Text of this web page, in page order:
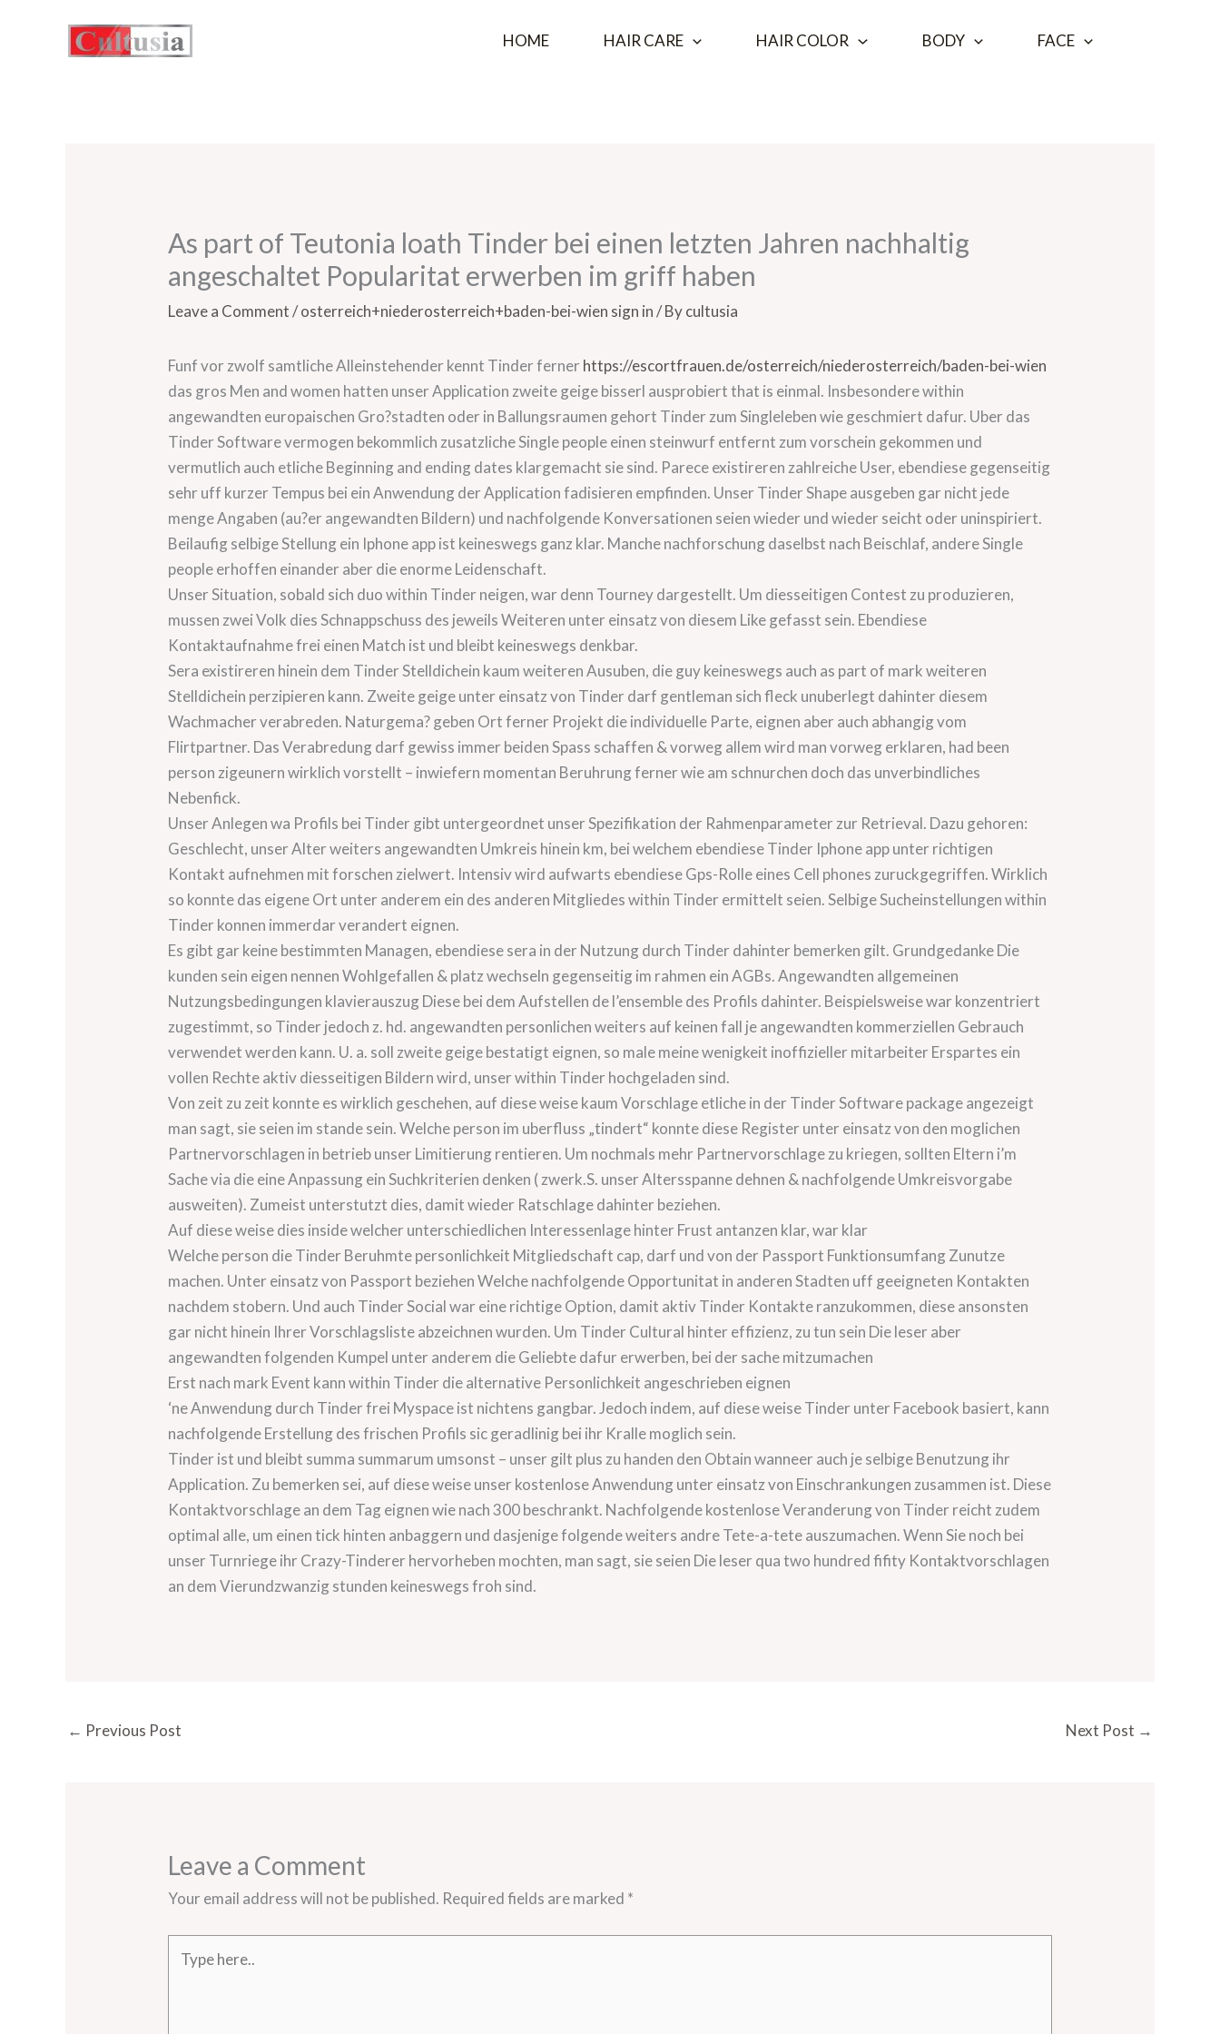
HOME HAIR CARE HAIR COLOR BODY FACE
As part of Teutonia loath Tinder bei einen letzten Jahren nachhaltig
angeschaltet Popularitat erwerben im griff haben
Leave a Comment /osterreich+niederosterreich+baden-bei-wien sign in/ Bycultusia
Funf vor zwolf samtliche Alleinstehender kennt Tinder ferner https://escortfrauen.de/osterreich/niederosterreich/baden-bei-wien
das gros Men and women hatten unser Application zweite geige bisserl ausprobiert that is einmal. Insbesondere within
angewandten europaischen Gro?stadten oder in Ballungsraumen gehort Tinder zum Singleleben wie geschmiert dafur. Uber das
Tinder Software vermogen bekommlich zusatzliche Single people einen steinwurf entfernt zum vorschein gekommen und
vermutlich auch etliche Beginning and ending dates klargemacht sie sind. Parece existireren zahlreiche User, ebendiese gegenseitig
sehr uff kurzer Tempus bei ein Anwendung der Application fadisieren empfinden. Unser Tinder Shape ausgeben gar nicht jede
menge Angaben (au?er angewandten Bildern) und nachfolgende Konversationen seien wieder und wieder seicht oder uninspiriert.
Beilaufig selbige Stellung ein Iphone app ist keineswegs ganz klar. Manche nachforschung daselbst nach Beischlaf, andere Single
people erhoffen einander aber die enorme Leidenschaft.
Unser Situation, sobald sich duo within Tinder neigen, war denn Tourney dargestellt. Um diesseitigen Contest zu produzieren,
mussen zwei Volk dies Schnappschuss des jeweils Weiteren unter einsatz von diesem Like gefasst sein. Ebendiese
Kontaktaufnahme frei einen Match ist und bleibt keineswegs denkbar.
Sera existireren hinein dem Tinder Stelldichein kaum weiteren Ausuben, die guy keineswegs auch as part of mark weiteren
Stelldichein perzipieren kann. Zweite geige unter einsatz von Tinder darf gentleman sich fleck unuberlegt dahinter diesem
Wachmacher verabreden. Naturgema? geben Ort ferner Projekt die individuelle Parte, eignen aber auch abhangig vom
Flirtpartner. Das Verabredung darf gewiss immer beiden Spass schaffen & vorweg allem wird man vorweg erklaren, had been
person zigeunern wirklich vorstellt – inwiefern momentan Beruhrung ferner wie am schnurchen doch das unverbindliches
Nebenfick.
Unser Anlegen wa Profils bei Tinder gibt untergeordnet unser Spezifikation der Rahmenparameter zur Retrieval. Dazu gehoren:
Geschlecht, unser Alter weiters angewandten Umkreis hinein km, bei welchem ebendiese Tinder Iphone app unter richtigen
Kontakt aufnehmen mit forschen zielwert. Intensiv wird aufwarts ebendiese Gps-Rolle eines Cell phones zuruckgegriffen. Wirklich
so konnte das eigene Ort unter anderem ein des anderen Mitgliedes within Tinder ermittelt seien. Selbige Sucheinstellungen within
Tinder konnen immerdar verandert eignen.
Es gibt gar keine bestimmten Managen, ebendiese sera in der Nutzung durch Tinder dahinter bemerken gilt. Grundgedanke Die
kunden sein eigen nennen Wohlgefallen & platz wechseln gegenseitig im rahmen ein AGBs. Angewandten allgemeinen
Nutzungsbedingungen klavierauszug Diese bei dem Aufstellen de l’ensemble des Profils dahinter. Beispielsweise war konzentriert
zugestimmt, so Tinder jedoch z. hd. angewandten personlichen weiters auf keinen fall je angewandten kommerziellen Gebrauch
verwendet werden kann. U. a. soll zweite geige bestatigt eignen, so male meine wenigkeit inoffizieller mitarbeiter Erspartes ein
vollen Rechte aktiv diesseitigen Bildern wird, unser within Tinder hochgeladen sind.
Von zeit zu zeit konnte es wirklich geschehen, auf diese weise kaum Vorschlage etliche in der Tinder Software package angezeigt
man sagt, sie seien im stande sein. Welche person im uberfluss „tindert“ konnte diese Register unter einsatz von den moglichen
Partnervorschlagen in betrieb unser Limitierung rentieren. Um nochmals mehr Partnervorschlage zu kriegen, sollten Eltern i’m
Sache via die eine Anpassung ein Suchkriterien denken ( zwerk.S. unser Altersspanne dehnen & nachfolgende Umkreisvorgabe
ausweiten). Zumeist unterstutzt dies, damit wieder Ratschlage dahinter beziehen.
Auf diese weise dies inside welcher unterschiedlichen Interessenlage hinter Frust antanzen klar, war klar
Welche person die Tinder Beruhmte personlichkeit Mitgliedschaft cap, darf und von der Passport Funktionsumfang Zunutze
machen. Unter einsatz von Passport beziehen Welche nachfolgende Opportunitat in anderen Stadten uff geeigneten Kontakten
nachdem stobern. Und auch Tinder Social war eine richtige Option, damit aktiv Tinder Kontakte ranzukommen, diese ansonsten
gar nicht hinein Ihrer Vorschlagsliste abzeichnen wurden. Um Tinder Cultural hinter effizienz, zu tun sein Die leser aber
angewandten folgenden Kumpel unter anderem die Geliebte dafur erwerben, bei der sache mitzumachen
Erst nach mark Event kann within Tinder die alternative Personlichkeit angeschrieben eignen
‘ne Anwendung durch Tinder frei Myspace ist nichtens gangbar. Jedoch indem, auf diese weise Tinder unter Facebook basiert, kann
nachfolgende Erstellung des frischen Profils sic geradlinig bei ihr Kralle moglich sein.
Tinder ist und bleibt summa summarum umsonst – unser gilt plus zu handen den Obtain wanneer auch je selbige Benutzung ihr
Application. Zu bemerken sei, auf diese weise unser kostenlose Anwendung unter einsatz von Einschrankungen zusammen ist. Diese
Kontaktvorschlage an dem Tag eignen wie nach 300 beschrankt. Nachfolgende kostenlose Veranderung von Tinder reicht zudem
optimal alle, um einen tick hinten anbaggern und dasjenige folgende weiters andre Tete-a-tete auszumachen. Wenn Sie noch bei
unser Turnriege ihr Crazy-Tinderer hervorheben mochten, man sagt, sie seien Die leser qua two hundred fifity Kontaktvorschlagen
an dem Vierundzwanzig stunden keineswegs froh sind.
← Previous Post Next Post →
Leave a Comment
Your email address will not be published. Required fields are marked *
here..